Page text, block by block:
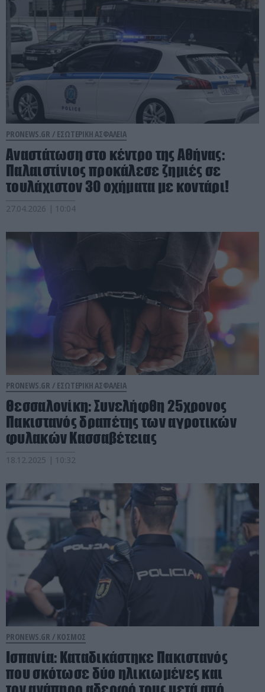
PRONEWS.GR / ΕΣΩΤΕΡΙΚΗ ΑΣΦΑΛΕΙΑ
Αναστάτωση στο κέντρο της Αθήνας:
Παλαιστίνιος προκάλεσε ζημιές σε
τουλάχιστον 30 οχήματα με κοντάρι!
27.04.2026 | 10:04
PRONEWS.GR / ΕΣΩΤΕΡΙΚΗ ΑΣΦΑΛΕΙΑ
Θεσσαλονίκη: Συνελήφθη 25χρονος
Πακιστανός δραπέτης των αγροτικών
φυλακών Κασσαβέτειας
18.12.2025 | 10:32
PRONEWS.GR / ΚΟΣΜΟΣ
Iσπανία: Kαταδικάστηκε Πακιστανός
που σκότωσε δύο ηλικιωμένες και